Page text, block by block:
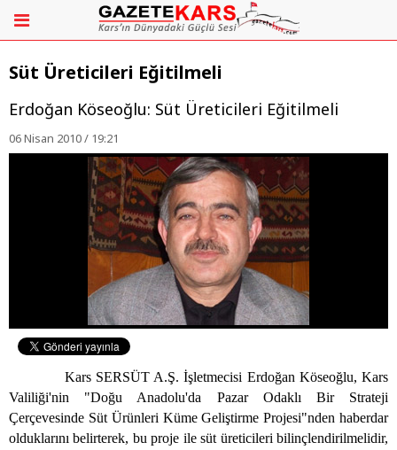
Süt Üreticileri Eğitilmeli
Erdoğan Köseoğlu: Süt Üreticileri Eğitilmeli
06 Nisan 2010 / 19:21
Kars SERSÜT A.Ş. İşletmecisi Erdoğan Köseoğlu, Kars
Valiliği'nin "Doğu Anadolu'da Pazar Odaklı Bir Strateji
Çerçevesinde Süt Ürünleri Küme Geliştirme Projesi"nden haberdar
olduklarını belirterek, bu proje ile süt üreticileri bilinçlendirilmelidir,